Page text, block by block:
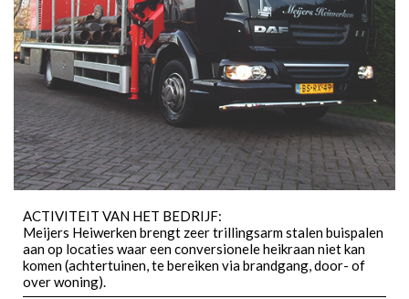
ACTIVITEIT VAN HET BEDRIJF:
Meijers Heiwerken brengt zeer trillingsarm stalen buispalen
aan op locaties waar een conversionele heikraan niet kan
komen (achtertuinen, te bereiken via brandgang, door- of
over woning).